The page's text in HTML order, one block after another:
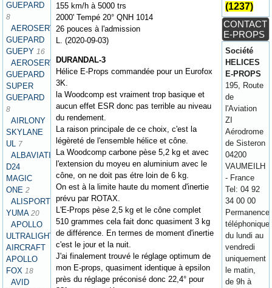
GUEPARD
8
AEROSERVICES
GUEPARD
GUEPY 16
AEROSERVICES
GUEPARD
SUPER
GUEPARD
8
AIRLONY
SKYLANE
UL 7
ALBAVIATION
D24
MAGIC
ONE 2
ALISPORT
YUMA 20
APOLLO
ULTRALIGHT
AIRCRAFT
APOLLO
FOX 18
AVID
155 km/h à 5000 trs
2000' Tempé 20° QNH 1014
26 pouces à l'admission
L. (2020-09-03)
DURANDAL-3
Hélice E-Props commandée pour un Eurofox
3K.
la Woodcomp est vraiment trop basique et
aucun effet ESR donc pas terrible au niveau
du rendement.
La raison principale de ce choix, c'est la
légèreté de l'ensemble hélice et cône.
La Woodcomp carbone pèse 5,2 kg et avec
l'extension du moyeu en aluminium avec le
cône, on ne doit pas étre loin de 6 kg.
On est à la limite haute du moment d'inertie
prévu par ROTAX.
L'E-Props pèse 2,5 kg et le cône complet
510 grammes cela fait donc quasiment 3 kg
de différence. En termes de moment d'inertie
c'est le jour et la nuit.
J'ai finalement trouvé le réglage optimum de
mon E-props, quasiment identique à epsilon
près du réglage préconisé donc 22,4° pour
(1237)
CONTACT
E-PROPS
Société
HELICES
E-PROPS
195, Route
de
l'Aviation
ZI
Aérodrome
de Sisteron
04200
VAUMEILH
- France
Tel: 04 92
34 00 00
Permanence
téléphonique
du lundi au
vendredi
uniquement
le matin,
de 9h à